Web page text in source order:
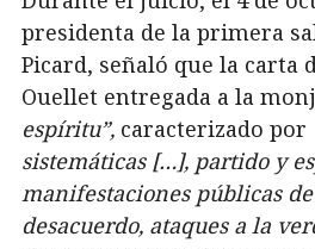
presidenta de la primera
Picard, señaló que la carta
Ouellet entregada a la
espíritu”, caracterizado por
sistemáticas […], partido y
manifestaciones públicas
desacuerdo, ataques a la